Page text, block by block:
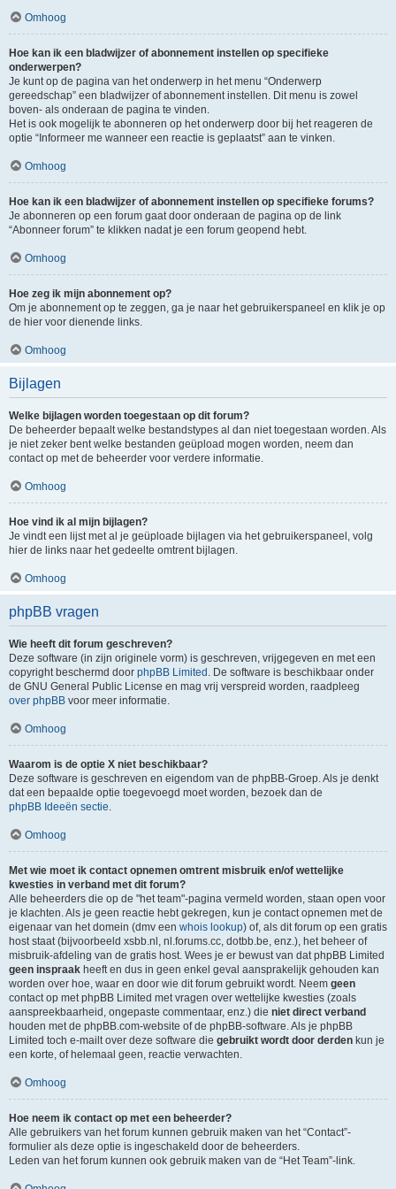
Omhoog
Hoe kan ik een bladwijzer of abonnement instellen op specifieke
onderwerpen?
Je kunt op de pagina van het onderwerp in het menu “Onderwerp
gereedschap” een bladwijzer of abonnement instellen. Dit menu is zowel
boven- als onderaan de pagina te vinden.
Het is ook mogelijk te abonneren op het onderwerp door bij het reageren de
optie “Informeer me wanneer een reactie is geplaatst” aan te vinken.
Omhoog
Hoe kan ik een bladwijzer of abonnement instellen op specifieke forums?
Je abonneren op een forum gaat door onderaan de pagina op de link
“Abonneer forum” te klikken nadat je een forum geopend hebt.
Omhoog
Hoe zeg ik mijn abonnement op?
Om je abonnement op te zeggen, ga je naar het gebruikerspaneel en klik je op
de hier voor dienende links.
Omhoog
Bijlagen
Welke bijlagen worden toegestaan op dit forum?
De beheerder bepaalt welke bestandstypes al dan niet toegestaan worden. Als
je niet zeker bent welke bestanden geüpload mogen worden, neem dan
contact op met de beheerder voor verdere informatie.
Omhoog
Hoe vind ik al mijn bijlagen?
Je vindt een lijst met al je geüploade bijlagen via het gebruikerspaneel, volg
hier de links naar het gedeelte omtrent bijlagen.
Omhoog
phpBB vragen
Wie heeft dit forum geschreven?
Deze software (in zijn originele vorm) is geschreven, vrijgegeven en met een
copyright beschermd door phpBB Limited . De software is beschikbaar onder
de GNU General Public License en mag vrij verspreid worden, raadpleeg
over phpBB voor meer informatie.
Omhoog
Waarom is de optie X niet beschikbaar?
Deze software is geschreven en eigendom van de phpBB-Groep. Als je denkt
dat een bepaalde optie toegevoegd moet worden, bezoek dan de
phpBB Ideeën sectie.
Omhoog
Met wie moet ik contact opnemen omtrent misbruik en/of wettelijke
kwesties in verband met dit forum?
Alle beheerders die op de "het team"-pagina vermeld worden, staan open voor
je klachten. Als je geen reactie hebt gekregen, kun je contact opnemen met de
eigenaar van het domein (dmv een whois lookup) of, als dit forum op een gratis
host staat (bijvoorbeeld xsbb.nl, nl.forums.cc, dotbb.be, enz.), het beheer of
misbruik-afdeling van de gratis host. Wees je er bewust van dat phpBB Limited
geen inspraak heeft en dus in geen enkel geval aansprakelijk gehouden kan
worden over hoe, waar en door wie dit forum gebruikt wordt. Neem geen
contact op met phpBB Limited met vragen over wettelijke kwesties (zoals
aanspreekbaarheid, ongepaste commentaar, enz.) die niet direct verband
houden met de phpBB.com-website of de phpBB-software. Als je phpBB
Limited toch e-mailt over deze software die gebruikt wordt door derden kun je
een korte, of helemaal geen, reactie verwachten.
Omhoog
Hoe neem ik contact op met een beheerder?
Alle gebruikers van het forum kunnen gebruik maken van het “Contact”-
formulier als deze optie is ingeschakeld door de beheerders.
Leden van het forum kunnen ook gebruik maken van de “Het Team”-link.